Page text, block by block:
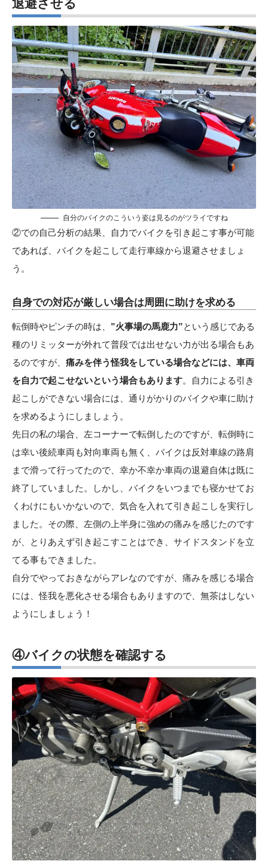
退避させる
自分のバイクのこういう姿は見るのがツライですね
②での自己分析の結果、自力でバイクを引き起こす事が可能
であれば、バイクを起こして走行車線から退避させましょ
う。
自身での対応が厳しい場合は周囲に助けを求める
転倒時やピンチの時は、 ”火事場の馬鹿力”という感じである
種のリミッターが外れて普段では出せない力が出る場合もあ
るのですが、 痛みを伴う怪我をしている場合などには、車両
を自力で起こせないという場合もあります。自力による引き
起こしができない場合には、通りがかりのバイクや車に助け
を求めるようにしましょう。
先日の私の場合、左コーナーで転倒したのですが、転倒時に
は幸い後続車両も対向車両も無く、バイクは反対車線の路肩
まで滑って行ってたので、幸か不幸か車両の退避自体は既に
終了していました。しかし、バイクをいつまでも寝かせてお
くわけにもいかないので、気合を入れて引き起こしを実行し
ました。その際、左側の上半身に強めの痛みを感じたのです
が、とりあえず引き起こすことはでき、サイドスタンドを立
てる事もできました。
自分でやっておきながらアレなのですが、痛みを感じる場合
には、怪我を悪化させる場合もありますので、無茶はしない
ようにしましょう！
④バイクの状態を確認する